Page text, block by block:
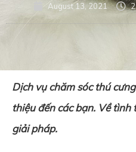
August 13, 2021
Dịch vụ chăm sóc thú
thiệu đến các bạn. Về
giải pháp.